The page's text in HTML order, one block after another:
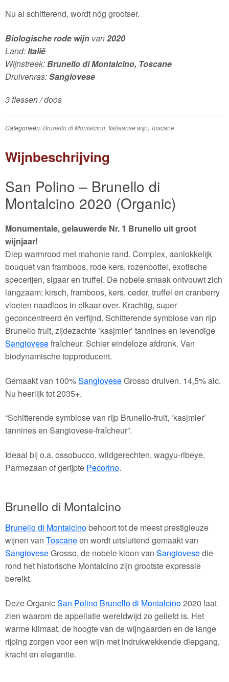
Nu al schitterend, wordt nóg grootser.
Biologische rode wijnvan2020
Land:Italië
Wijnstreek:Brunello di Montalcino, Toscane
Druivenras:Sangiovese
3 flessen / doos
Categorieën:Brunello di Montalcino, Italiaanse wijn, Toscane
Wijnbeschrijving
San Polino – Brunello di
Montalcino 2020 (Organic)
Monumentale, gelauwerde Nr. 1 Brunello uit groot
wijnjaar!
Diep warmrood met mahonie rand. Complex, aanlokkelijk
bouquet van framboos, rode kers, rozenbottel, exotische
specerijen, sigaar en truffel. De nobele smaak ontvouwt zich
langzaam: kirsch, framboos, kers, ceder, truffel en cranberry
vloeien naadloos in elkaar over. Krachtig, super
geconcentreerd én verfijnd. Schitterende symbiose van rijp
Brunello fruit, zijdezachte ‘kasjmier’ tannines en levendige
Sangiovesefraîcheur. Schier eindeloze afdronk. Van
biodynamische topproducent.
Gemaakt van 100%SangioveseGrosso druiven. 14,5% alc.
Nu heerlijk tot 2035+.
“Schitterende symbiose van rijp Brunello-fruit, ‘kasjmier’
tannines en Sangiovese-fraîcheur”.
Ideaal bij o.a. ossobucco, wildgerechten, wagyu-ribeye,
Parmezaan of gerijpte Pecorino.
Brunello di Montalcino
Brunello di Montalcinobehoort tot de meest prestigieuze
wijnen van Toscaneen wordt uitsluitend gemaakt van
SangioveseGrosso, de nobele kloon van Sangiovesedie
rond het historische Montalcino zijn grootste expressie
bereikt.
Deze OrganicSan Polino Brunello di Montalcino2020 laat
zien waarom de appellatie wereldwijd zo geliefd is. Het
warme klimaat, de hoogte van de wijngaarden en de lange
rijping zorgen voor een wijn met indrukwekkende diepgang,
kracht en elegantie.